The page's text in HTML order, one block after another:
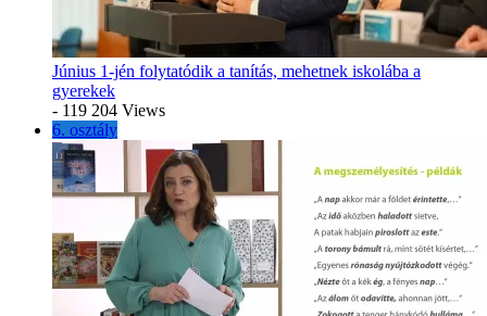
Június 1-jén folytatódik a tanítás, mehetnek iskolába a
gyerekek
- 119 204 Views
6. osztály